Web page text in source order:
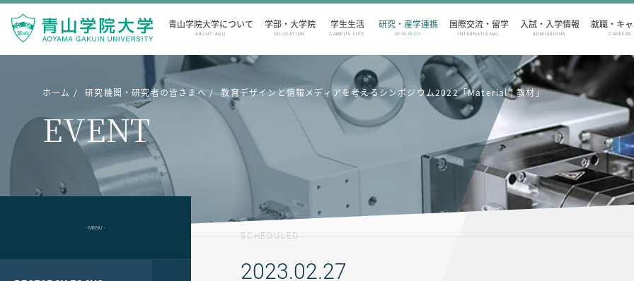
青山学院大学について
ABOUT AGU
学部・大学院
EDUCATION
学生生活
CAMPUS LIFE
研究・産学連携
RESEARCH
国際交流・留学
INTERNATIONAL
入試・入学情報
ADMISSIONS
就職・キ
CAREERS
ホーム 研究機関・研究者の皆さまへ 教育デザインと情報メディアを考えるシンポジウム2022「Material | 教材」
EVENT
- MENU -
SCHEDULED
2023.02.27